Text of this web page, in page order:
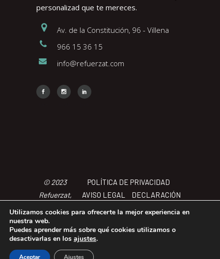
personalizad que te mereces.
Av. de la Constitución, 96 - Villena
966 15 36 15
info@refuerzat.com
© 2023
Refuerzat,
Todos los
derechos
reservados
POLÍTICA DE PRIVACIDAD
AVISO LEGAL
DECLARACIÓN
DE ACCCESIBILIDAD
POLÍTICA
CONDICIONES
Utilizamos cookies para ofrecerte la mejor experiencia en
nuestra web.
Puedes aprender más sobre qué cookies utilizamos o
desactivarlas en los ajustes.
Aceptar Ajustes